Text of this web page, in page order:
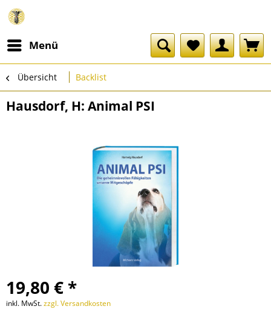
Menü
Übersicht Backlist
Hausdorf, H: Animal PSI
19,80 € *
inkl. MwSt.zzgl. Versandkosten